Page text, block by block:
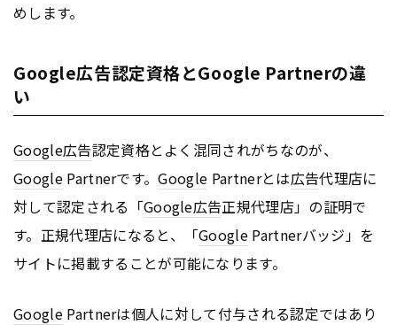
めします。
Google広告認定資格とGoogle Partnerの違
い
Google広告認定資格とよく混同されがちなのが、
GooglePartnerです。Google Partnerとは広告代理店に
対して認定される「Google広告正規代理店」の証明で
す。正規代理店になると、「Google Partnerバッジ」を
サイトに掲載することが可能になります。
GooglePartnerは個人に対して付与される認定ではあり